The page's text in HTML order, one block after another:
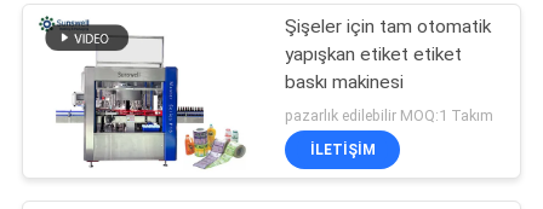
Şişeler için tam otomatik
yapışkan etiket etiket
baskı makinesi
pazarlık edilebilir MOQ:1 Takım
İLETIŞIM